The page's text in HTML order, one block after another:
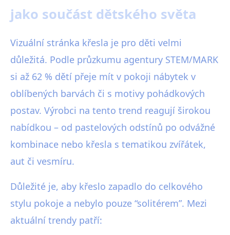
jako součást dětského světa
Vizuální stránka křesla je pro děti velmi
důležitá. Podle průzkumu agentury STEM/MARK
si až 62 % dětí přeje mít v pokoji nábytek v
oblíbených barvách či s motivy pohádkových
postav. Výrobci na tento trend reagují širokou
nabídkou – od pastelových odstínů po odvážné
kombinace nebo křesla s tematikou zvířátek,
aut či vesmíru.
Důležité je, aby křeslo zapadlo do celkového
stylu pokoje a nebylo pouze “solitérem”. Mezi
aktuální trendy patří: